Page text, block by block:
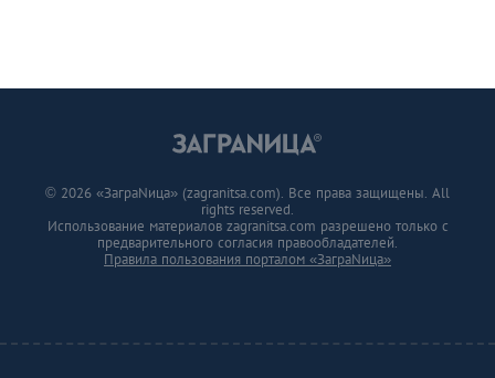
© 2026 «ЗаграNица» (zagranitsa.com). Все права защищены. All
rights reserved.
Использование материалов zagranitsa.com разрешено только с
предварительного согласия правообладателей.
Правила пользования порталом «ЗаграNица»